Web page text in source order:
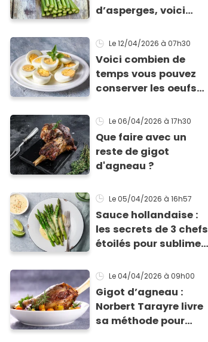
d’asperges, voici
!
Le 12/04/2026 à 07h30
Voici combien de
temps vous pouvez
conserver les oeufs
cuisson
Le 06/04/2026 à 17h30
Que faire avec un
reste de gigot
d'agneau ?
Le 05/04/2026 à 16h57
Sauce hollandaise :
les secrets de 3 chefs
étoilés pour sublimer
Le 04/04/2026 à 09h00
Gigot d’agneau :
Norbert Tarayre livre
sa méthode pour